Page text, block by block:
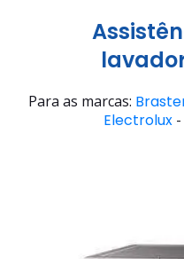
Para as marcas:
Electrolux-